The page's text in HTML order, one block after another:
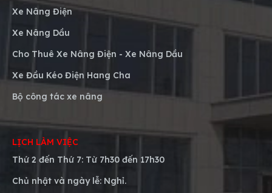
Xe Nâng Điện
Xe Nâng Dầu
Cho Thuê Xe Nâng Điện - Xe Nâng Dầu
Xe Đầu Kéo Điện Hang Cha
Bộ công tác xe nâng
LỊCH LÀM VIỆC
Thứ 2 đến Thứ 7: Từ 7h30 đến 17h30
Chủ nhật và ngày lễ: Nghỉ.